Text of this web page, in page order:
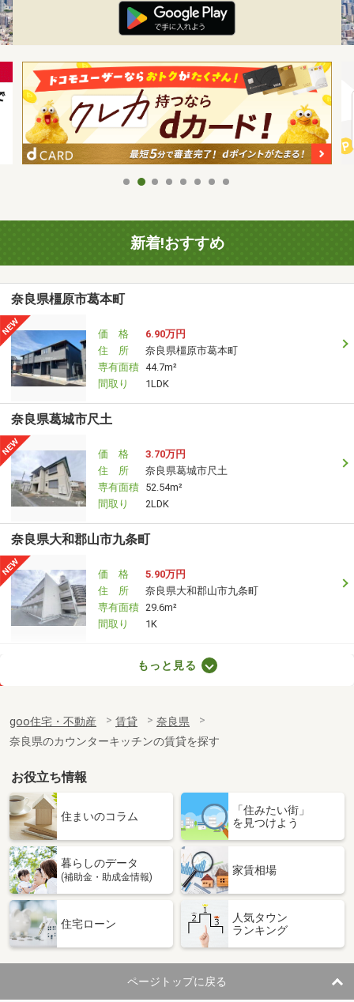
新着!おすすめ
奈良県橿原市葛本町
価 格
6.90万円
住 所
奈良県橿原市葛本町
専有面積 44.7m²
間取り
1LDK
奈良県葛城市尺土
価 格
3.70万円
住 所
奈良県葛城市尺土
専有面積 52.54m²
間取り
2LDK
奈良県大和郡山市九条町
価 格
5.90万円
住 所
奈良県大和郡山市九条町
専有面積 29.6m²
間取り
1K
専有面積
64.98m²
間取り
2LDK
奈良県奈良市法蓮町
価 格
6.40万円
奈良県奈良市法蓮町
専有面積 19.87m²
間取り
奈良県奈良市法蓮町
住 所
奈良県奈良市法蓮町
専有面積 19.87m²
間取り
1K
もっと見る
goo住宅・不動産 賃貸
奈良県
奈良県のカウンターキッチンの賃貸を探す
お役立ち情報
住まいのコラム
「住みたい街」
を見つけよう
暮らしのデータ
(補助金・助成金情報)
家賃相場
住宅ローン
人気タウン
ランキング
ページトップに戻る